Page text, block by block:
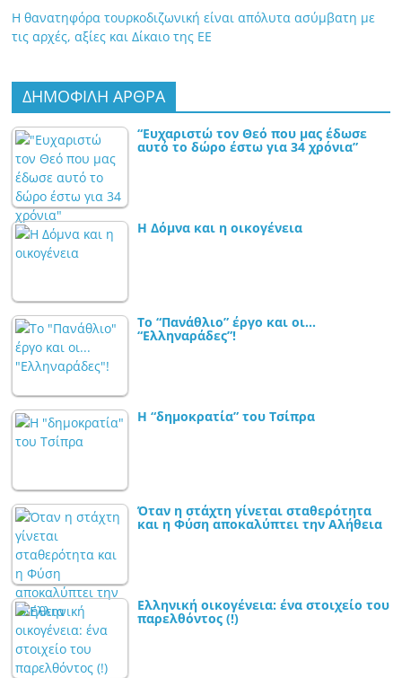
Η θανατηφόρα τουρκοδιζωνική είναι απόλυτα ασύμβατη με
τις αρχές, αξίες και Δίκαιο της ΕΕ
ΔΗΜΟΦΙΛΗ ΑΡΘΡΑ
“Ευχαριστώ τον Θεό που μας έδωσε
αυτό το δώρο έστω για 34 χρόνια”
Η Δόμνα και η οικογένεια
Το “Πανάθλιο” έργο και οι…
“Ελληναράδες”!
Η “δημοκρατία” του Τσίπρα
Όταν η στάχτη γίνεται σταθερότητα
και η Φύση αποκαλύπτει την Αλήθεια
Ελληνική οικογένεια: ένα στοιχείο του
παρελθόντος (!)